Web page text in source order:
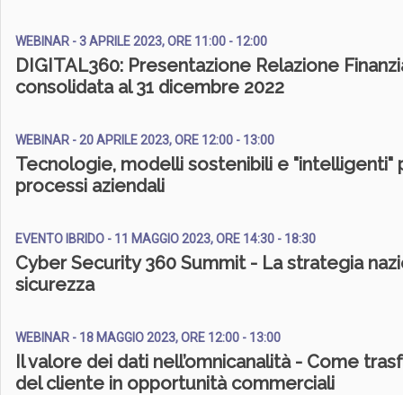
WEBINAR - 3 APRILE 2023, ORE 11:00 - 12:00
DIGITAL360: Presentazione Relazione
consolidata al 31 dicembre 2022
WEBINAR - 20 APRILE 2023, ORE 12:00 - 13:00
Tecnologie, modelli sostenibili e "intelligenti"
processi aziendali
EVENTO IBRIDO - 11 MAGGIO 2023, ORE 14:30 - 18:30
Cyber Security 360 Summit - La strategia
sicurezza
WEBINAR - 18 MAGGIO 2023, ORE 12:00 - 13:00
Il valore dei dati nell’omnicanalità - Come
del cliente in opportunità commerciali